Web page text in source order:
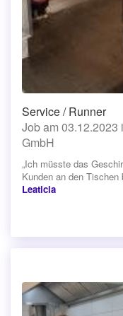
Service / Runner
Job am
GmbH
„Ich müsste das
Kunden an den Tischen
Leaticia